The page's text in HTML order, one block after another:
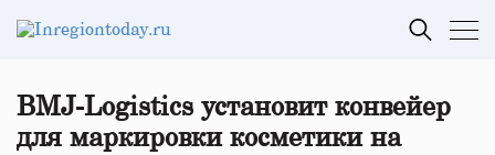
BMJ-Logistics установит конвейер
для маркировки косметики на